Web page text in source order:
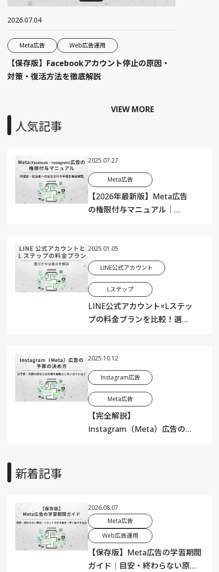
2026.07.04
Meta広告 Web広告運用
【保存版】Facebookアカウント停止の原因・
対策・復活方法を徹底解説
VIEW MORE
人気記事
2025.07.27
Meta広告
【2026年最新版】Meta広告
の権限付与マニュアル｜
権限付与する手順を徹底解説
2025.01.05
LINE公式アカウント
Lステップ
LINE公式アカウント×Lステッ
プの料金プランを比較！選び
2025.10.12
Instagram広告
Meta広告
【完全解説】
Instagram（Meta）広告の予
新着記事
2026.08.07
Meta広告
Web広告運用
【保存版】Meta広告の学習期間
ガイド｜目安・終わらない原